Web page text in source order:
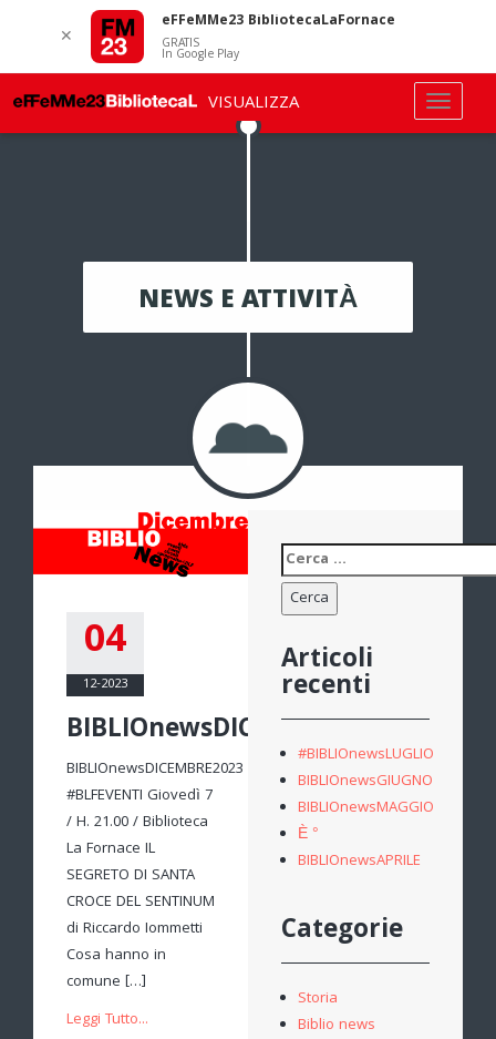
NEWS E ATTIVITÀ
04
12-2023
BIBLIOnewsDICEMBRE2023
BIBLIOnewsDICEMBRE2023
#BLFEVENTI Giovedì 7
/ H. 21.00 / Biblioteca
La Fornace IL
SEGRETO DI SANTA
CROCE DEL SENTINUM
di Riccardo Iommetti
Cosa hanno in
comune […]
Leggi Tutto...
Ricerca
per:
Articoli
recenti
#BIBLIOnewsLUGLIO
BIBLIOnewsGIUGNO
BIBLIOnewsMAGGIO
È °
BIBLIOnewsAPRILE
Categorie
Storia
Biblio news
✕
eFFeMMe23 BibliotecaLaFornace
GRATIS
In Google Play
VISUALIZZA